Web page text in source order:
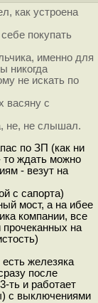
как устроена
покупать
именно для
никогда
не искать по
васяну с
не, не слышал.
по ЗП (как ни
то ждать можно
- везут на
с сапорта)
мост, а на ибее
компании, все
на
железяка
после
ть и работает
с выключениями